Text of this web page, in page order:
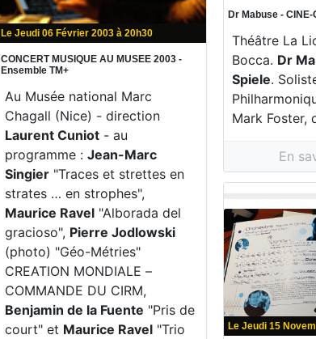
Le Jeudi 06 Février 2003 à 20h30
CONCERT MUSIQUE AU MUSEE 2003 -
Ensemble TM+
Au Musée national Marc
Chagall (Nice) - direction
Laurent Cuniot- au
programme : Jean-Marc
Singier"Traces et strettes en
strates … en strophes",
Maurice Ravel"Alborada del
gracioso", Pierre Jodlowski
(photo) "Géo-Métries"
CREATION MONDIALE –
COMMANDE DU CIRM,
Benjamin de la Fuente "Pris de
court" et Maurice Ravel"Trio
Dr Mabuse -
Théâtre La
Bocca. Dr
Spiele.
Mark Foster,
En
Le Jeudi 15